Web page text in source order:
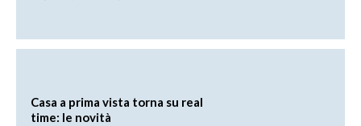
Casa a prima vista torna su real
time: le novità